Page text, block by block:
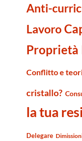
Anti-
Lavoro
Conflitto e
cristallo?
la tua
Delegare